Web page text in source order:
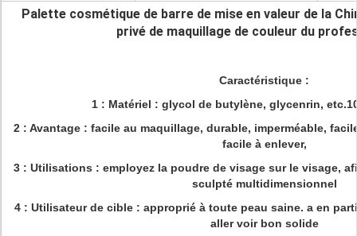
Palette cosmétique de barre de mise en valeur de la
privé de maquillage de couleur du
Caractéristique :
1 : Matériel : glycol de butylène, glycenrin,
2 : Avantage : facile au maquillage, durable, imperméable,
facile à enlever,
3 : Utilisations : employez la poudre de visage sur le visage,
sculpté multidimensionnel
4 : Utilisateur de cible : approprié à toute peau saine. a en
aller voir bon solide